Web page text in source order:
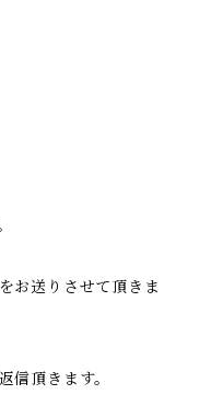
お送りさせて頂きま
信頂きます。